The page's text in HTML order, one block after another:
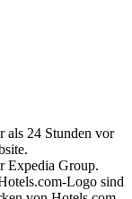
als 24 Stunden vor
Expedia Group.
Logo sind